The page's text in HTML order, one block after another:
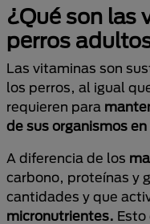
¿Qué son las
perros
Las vitaminas son
los perros, al igual
requieren para
de sus organismos
A diferencia de los
carbono, proteínas y
cantidades y que
micronutrientes. Esto